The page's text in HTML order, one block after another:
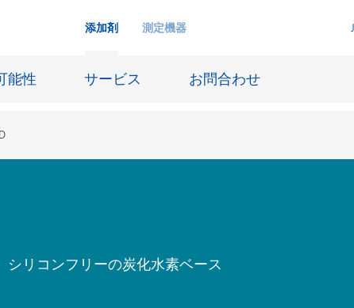
添加剤 測定機器
能性 サービス お問合わせ
シリコンフリーの炭化水素ベース